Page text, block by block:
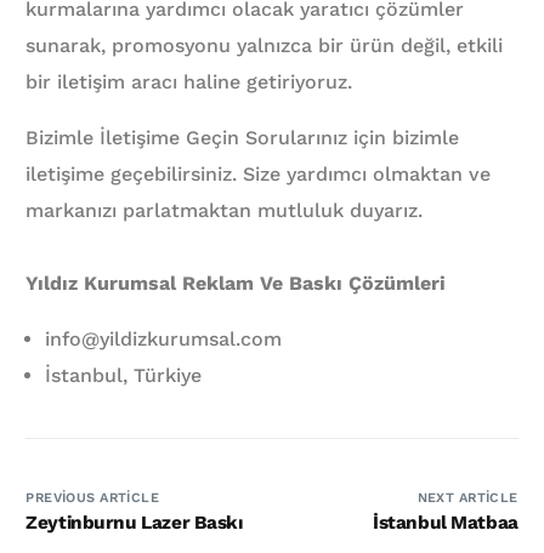
kurmalarına yardımcı olacak yaratıcı çözümler
sunarak, promosyonu yalnızca bir ürün değil, etkili
bir iletişim aracı haline getiriyoruz.
Bizimle İletişime Geçin Sorularınız için bizimle
iletişime geçebilirsiniz. Size yardımcı olmaktan ve
markanızı parlatmaktan mutluluk duyarız.
Yıldız Kurumsal Reklam Ve Baskı Çözümleri
info@yildizkurumsal.com
İstanbul, Türkiye
PREVIOUS ARTICLE
Zeytinburnu Lazer Baskı
NEXT ARTICLE
İstanbul Matbaa